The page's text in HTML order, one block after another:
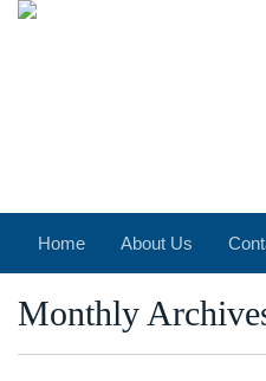
Home About Us
Monthly